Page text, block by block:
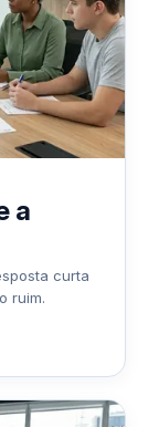
a
curta
ruim.